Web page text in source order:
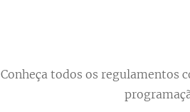
Conheça todos os regulamentos